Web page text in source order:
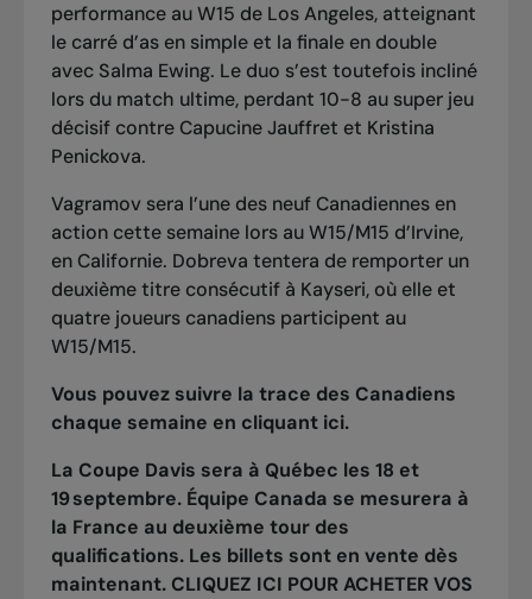
performance au W15 de Los Angeles, atteignant
le carré d’as en simple et la finale en double
avec Salma Ewing. Le duo s’est toutefois incliné
lors du match ultime, perdant 10-8 au super jeu
décisif contre Capucine Jauffret et Kristina
Penickova.
Vagramov sera l’une des neuf Canadiennes en
action cette semaine lors au W15/M15 d’Irvine,
en Californie. Dobreva tentera de remporter un
deuxième titre consécutif à Kayseri, où elle et
quatre joueurs canadiens participent au
W15/M15.
Vous pouvez suivre la trace des Canadiens
chaque semaine en cliquant ici.
La Coupe Davis sera à Québec les 18 et
19 septembre. Équipe Canada se mesurera à
la France au deuxième tour des
qualifications. Les billets sont en vente dès
maintenant. CLIQUEZ ICI POUR ACHETER VOS